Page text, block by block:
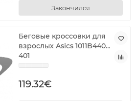
Закончился
Беговые кроссовки для
взрослых Asics 1011B440-
401
119.32€